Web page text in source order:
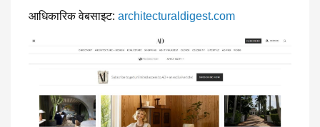
आधिकारिक वेबसाइट: architecturaldigest.com